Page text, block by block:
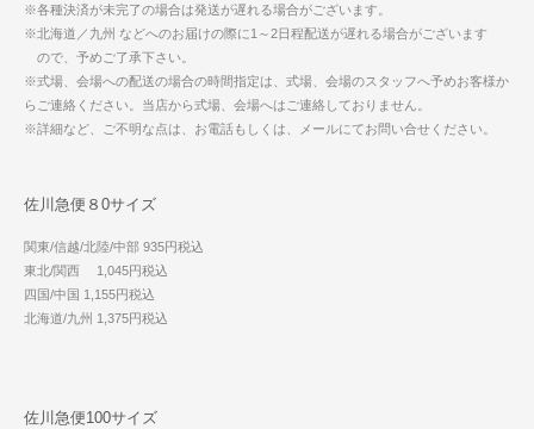
※各種決済が未完了の場合は発送が遅れる場合がございます。
※北海道／九州 などへのお届けの際に1～2日程配送が遅れる場合がございます
ので、予めご了承下さい。
※式場、会場への配送の場合の時間指定は、式場、会場のスタッフへ予めお客様か
らご連絡ください。当店から式場、会場へはご連絡しておりません。
※詳細など、ご不明な点は、お電話もしくは、メールにてお問い合せください。
佐川急便８0サイズ
関東/信越/北陸/中部 935円税込
東北/関西 1,045円税込
四国/中国 1,155円税込
北海道/九州 1,375円税込
佐川急便100サイズ